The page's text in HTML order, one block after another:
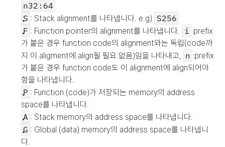
n32:64
S : Stack alignment를 나타냅니다. e.g) S256
F : Function pointer의 alignment를 나타냅니다. i prefix
가 붙은 경우 function code의 alignment와는 독립(code까
지 이 aligment에 align될 필요 없음)임을 나타내고, n prefix
가 붙은 경우 function code도 이 alignment에 align되어야
함을 나타냅니다.
P : Function (code)가 저장되는 memory의 address
space를 나타냅니다.
A : Stack memory의 address space를 나타냅니다.
G : Global (data) memory의 address space를 나타냅니
다.